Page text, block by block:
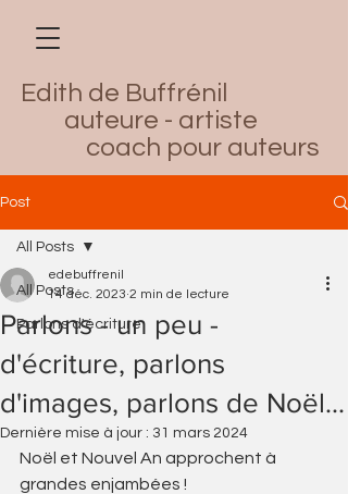
Edith de Buffrénil
auteure - artiste
coach pour auteurs
Post
All Posts
Parlons d'écriture
All Posts
Parlons - un peu -
d'écriture, parlons
d'images, parlons de Noël...
edebuffrenil
14 déc. 2023 2 min de lecture
Dernière mise à jour : 31 mars 2024
Noël et Nouvel An approchent à
grandes enjambées !